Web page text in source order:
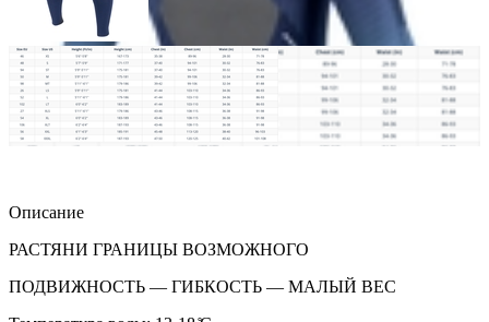
Описание
РАСТЯНИ ГРАНИЦЫ ВОЗМОЖНОГО
ПОДВИЖНОСТЬ — ГИБКОСТЬ — МАЛЫЙ ВЕС